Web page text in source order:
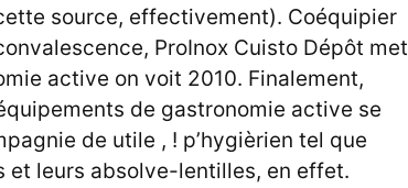
source, effectivement). Coéquipier
ProInox Cuisto Dépôt met
active on voit 2010. Finalement,
de gastronomie active se
de utile , ! p’hygièrien tel que
et leurs absolve-lentilles, en effet.